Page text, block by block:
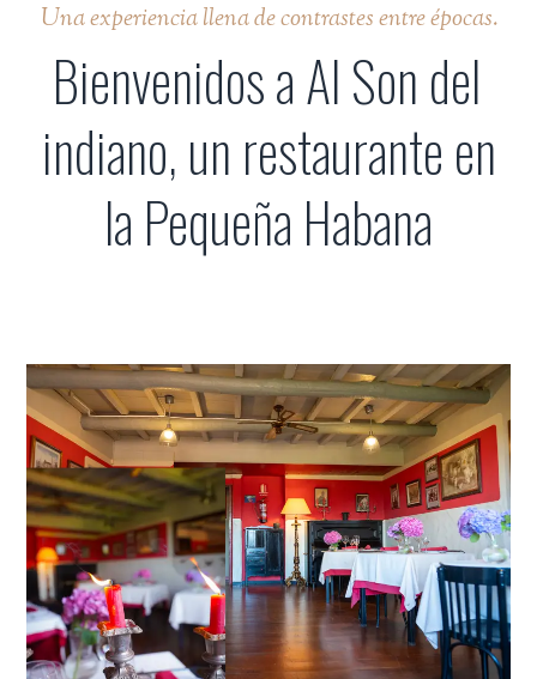
Una experiencia llena de contrastes entre épocas.
Bienvenidos a Al Son del
indiano, un restaurante en
la Pequeña Habana